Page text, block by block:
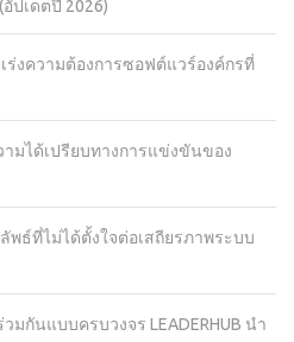
ปเดตปี 2026)
ร่งความต้องการซอฟต์แวร์องค์กรที่
มได้เปรียบทางการแข่งขันของ
พธ์ที่ไม่ได้ตั้งใจต่อเสถียรภาพระบบ
มกันแบบครบวงจร LEADERHUB นำ